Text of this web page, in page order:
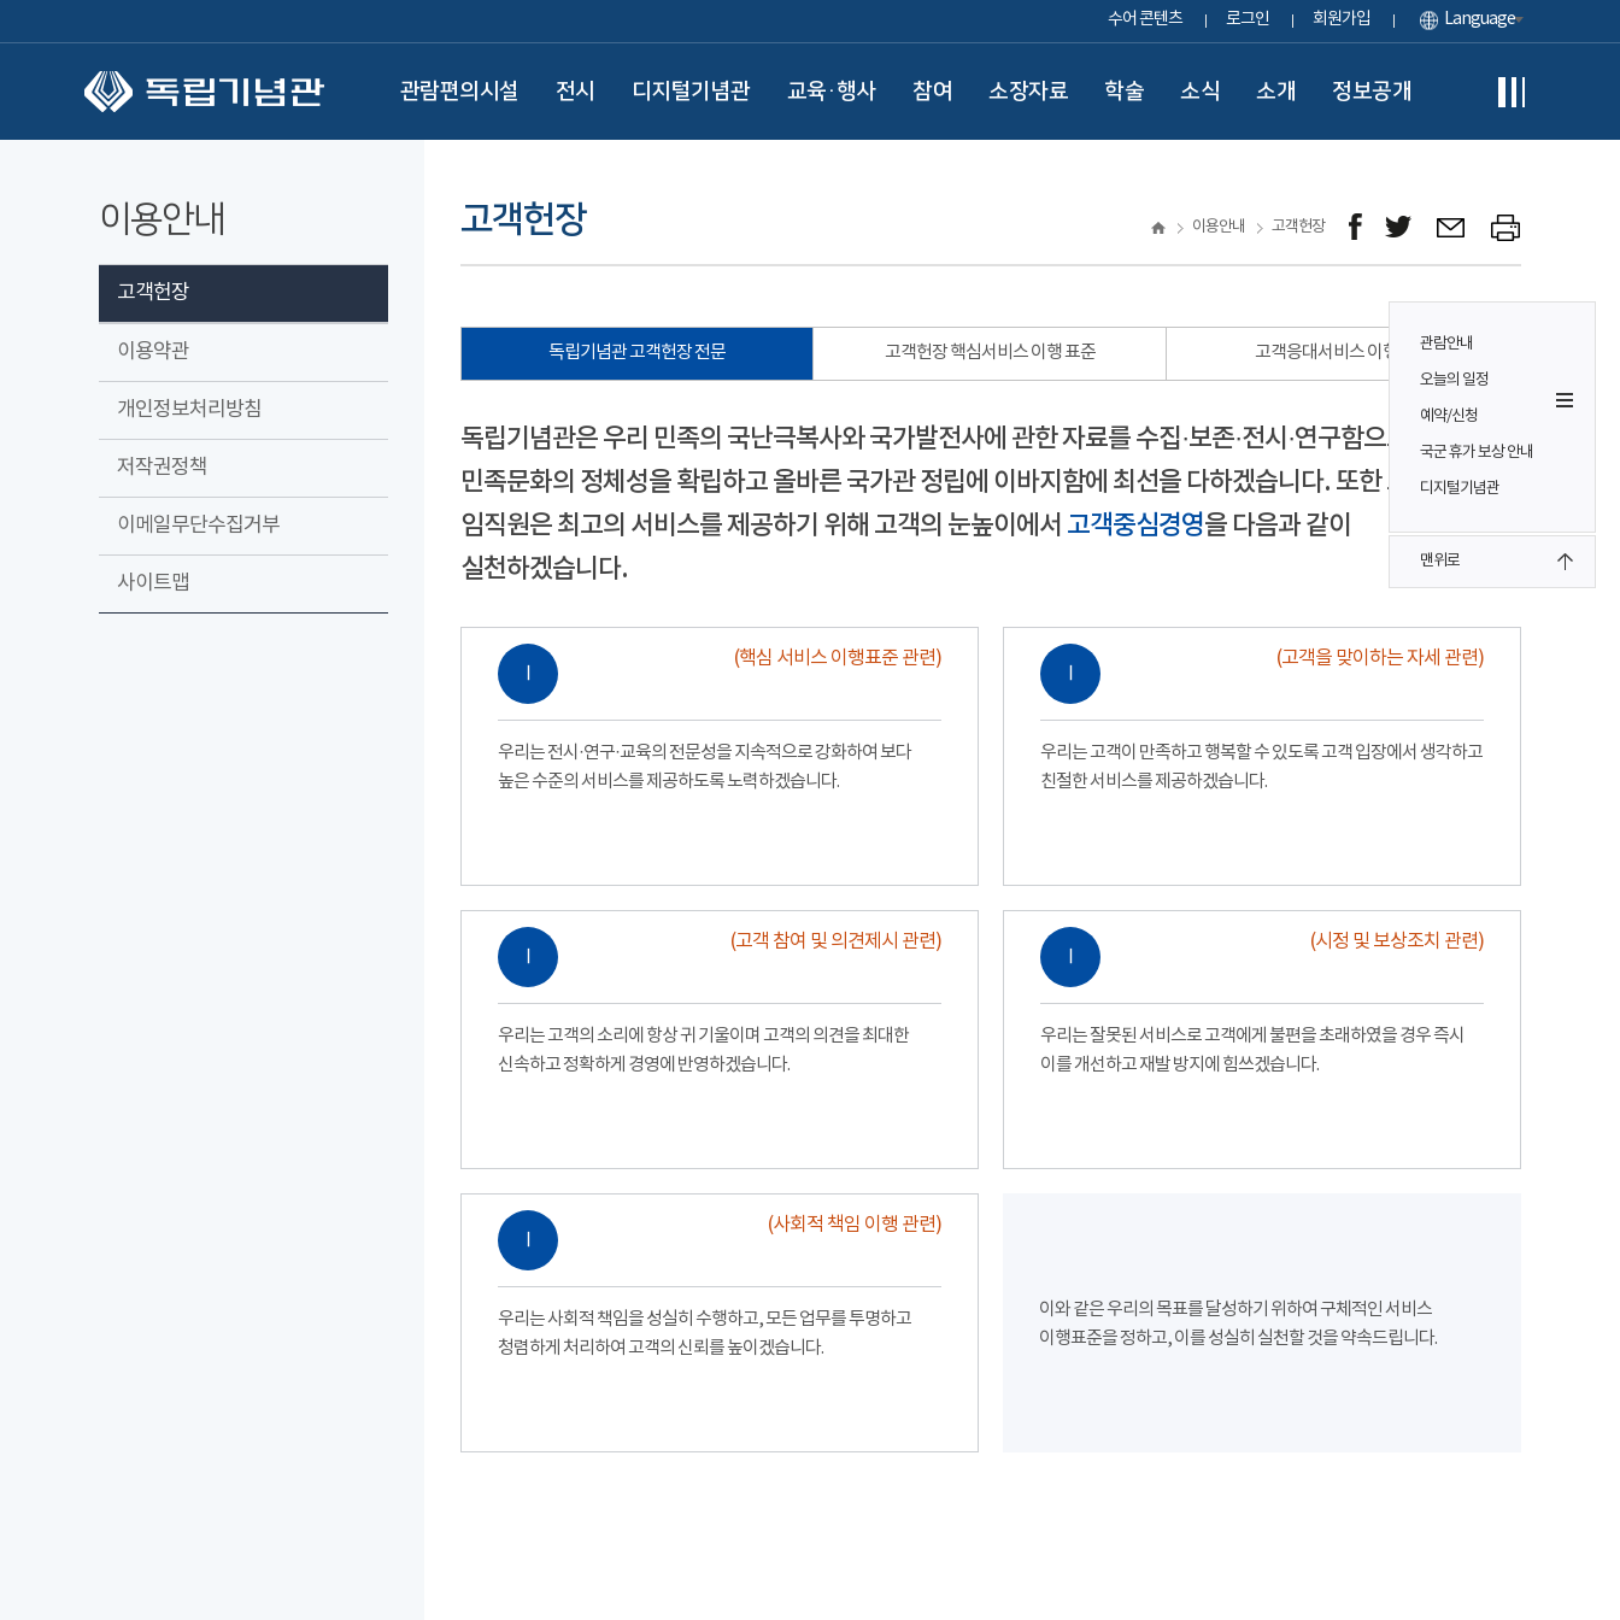
수어 콘텐츠 로그인 회원가입 Language
관람편의시설 전시 디지털기념관 교육·행사 참여 소장자료 학술 소식 소개 정보공개
관람안내
오늘의 일정
예약/신청
국군 휴가 보상 안내
디지털기념관
맨위로
이용안내
고객헌장
이용약관
개인정보처리방침
저작권정책
이메일무단수집거부
사이트맵
고객헌장 이용안내 고객헌장
독립기념관 고객헌장 전문 고객헌장 핵심서비스 이행 표준 고객응대서비스 이행 표준
독립기념관은 우리 민족의 국난극복사와 국가발전사에 관한 자료를 수집·보존·전시·연구함으로써
민족문화의 정체성을 확립하고 올바른 국가관 정립에 이바지함에 최선을 다하겠습니다. 또한 모든
임직원은 최고의 서비스를 제공하기 위해 고객의 눈높이에서 고객중심경영을 다음과 같이
실천하겠습니다.
Ⅰ
(핵심 서비스 이행표준 관련)
우리는 전시·연구·교육의 전문성을 지속적으로 강화하여 보다
높은 수준의 서비스를 제공하도록 노력하겠습니다.
Ⅰ
(고객을 맞이하는 자세 관련)
우리는 고객이 만족하고 행복할 수 있도록 고객 입장에서 생각하고
친절한 서비스를 제공하겠습니다.
Ⅰ
(고객 참여 및 의견제시 관련)
우리는 고객의 소리에 항상 귀 기울이며 고객의 의견을 최대한
신속하고 정확하게 경영에 반영하겠습니다.
Ⅰ
(시정 및 보상조치 관련)
우리는 잘못된 서비스로 고객에게 불편을 초래하였을 경우 즉시
이를 개선하고 재발 방지에 힘쓰겠습니다.
Ⅰ
(사회적 책임 이행 관련)
우리는 사회적 책임을 성실히 수행하고, 모든 업무를 투명하고
청렴하게 처리하여 고객의 신뢰를 높이겠습니다.
이와 같은 우리의 목표를 달성하기 위하여 구체적인 서비스
이행표준을 정하고, 이를 성실히 실천할 것을 약속드립니다.